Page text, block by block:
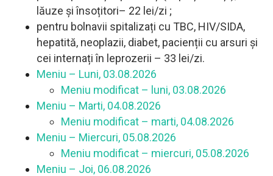
lăuze și însoțitori– 22 lei/zi ;
pentru bolnavii spitalizați cu TBC, HIV/SIDA,
hepatită, neoplazii, diabet, pacienții cu arsuri și
cei internați în leprozerii – 33 lei/zi.
Meniu – Luni, 03.08.2026
Meniu modificat – luni, 03.08.2026
Meniu – Marti, 04.08.2026
Meniu modificat – marti, 04.08.2026
Meniu – Miercuri, 05.08.2026
Meniu modificat – miercuri, 05.08.2026
Meniu – Joi, 06.08.2026